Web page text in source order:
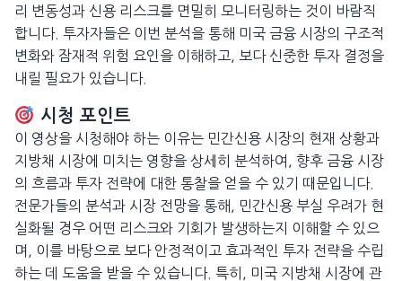
리 변동성과 신용 리스크를 면밀히 모니터링하는 것이 바람직
합니다. 투자자들은 이번 분석을 통해 미국 금융 시장의 구조적
변화와 잠재적 위험 요인을 이해하고, 보다 신중한 투자 결정을
내릴 필요가 있습니다.
시청 포인트
이 영상을 시청해야 하는 이유는 민간신용 시장의 현재 상황과
지방채 시장에 미치는 영향을 상세히 분석하여, 향후 금융 시장
의 흐름과 투자 전략에 대한 통찰을 얻을 수 있기 때문입니다.
전문가들의 분석과 시장 전망을 통해, 민간신용 부실 우려가 현
실화될 경우 어떤 리스크와 기회가 발생하는지 이해할 수 있으
며, 이를 바탕으로 보다 안정적이고 효과적인 투자 전략을 수립
하는 데 도움을 받을 수 있습니다. 특히, 미국 지방채 시장에 관